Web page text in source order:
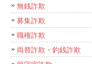
無銭詐欺
募集詐欺
職権詐欺
両替詐欺・釣銭詐欺